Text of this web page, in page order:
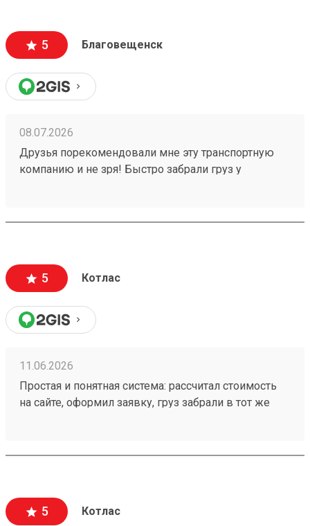
5 Благовещенск
08.07.2026
Друзья порекомендовали мне эту транспортную
компанию и не зря! Быстро забрали груз у
5 Котлас
11.06.2026
Простая и понятная система: рассчитал стоимость
на сайте, оформил заявку, груз забрали в тот же
5 Котлас